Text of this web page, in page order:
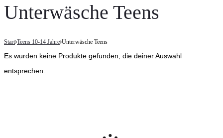
Unterwäsche Teens
Start Teens 10-14 Jahre Unterwäsche Teens
Es wurden keine Produkte gefunden, die deiner Auswahl
entsprechen.